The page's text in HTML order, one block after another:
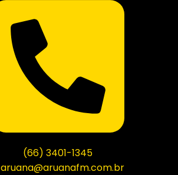
(66) 3401-1345
aruana@aruanafm.com.br